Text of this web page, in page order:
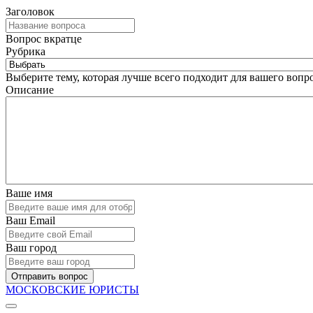
Заголовок
Вопрос вкратце
Рубрика
Выберите тему, которая лучше всего подходит для вашего
Описание
Ваше имя
Ваш Email
Ваш город
Отправить вопрос
МОСКОВСКИЕ ЮРИСТЫ